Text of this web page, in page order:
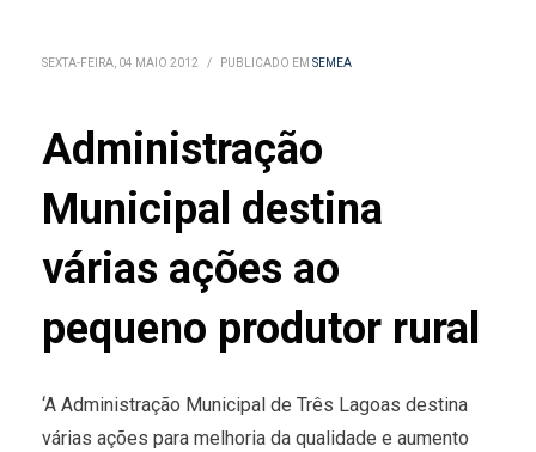
SEXTA-FEIRA, 04 MAIO 2012 / PUBLICADO EM SEMEA
Administração
Municipal destina
várias ações ao
pequeno produtor rural
‘A Administração Municipal de Três Lagoas destina
várias ações para melhoria da qualidade e aumento